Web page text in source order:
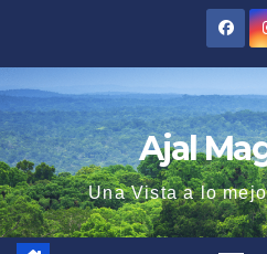
Ajal
Una Vista a lo